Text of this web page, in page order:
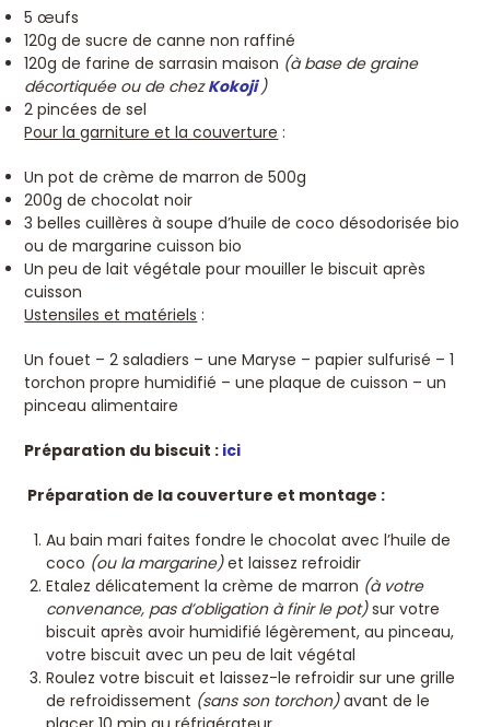
5 œufs
120g de sucre de canne non raffiné
120g de farine de sarrasin maison (à base de graine
décortiquée ou de chezKokoji )
2 pincées de sel
Pour la garniture et la couverture :
Un pot de crème de marron de 500g
200g de chocolat noir
3 belles cuillères à soupe d’huile de coco désodorisée bio
ou de margarine cuisson bio
Un peu de lait végétale pour mouiller le biscuit après
cuisson
Ustensiles et matériels :
Un fouet – 2 saladiers – une Maryse – papier sulfurisé – 1
torchon propre humidifié – une plaque de cuisson – un
pinceau alimentaire
Préparation du biscuit : ici
Préparation de la couverture et montage :
Au bain mari faites fondre le chocolat avec l’huile de
coco (ou la margarine)et laissez refroidir
Etalez délicatement la crème de marron (à votre
convenance, pas d’obligation à finir le pot)sur votre
biscuit après avoir humidifié légèrement, au pinceau,
votre biscuit avec un peu de lait végétal
Roulez votre biscuit et laissez-le refroidir sur une grille
de refroidissement (sans son torchon)avant de le